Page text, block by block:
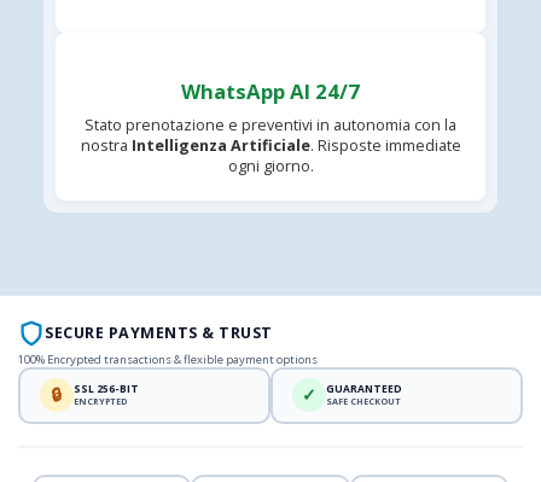
WhatsApp AI 24/7
Stato prenotazione e preventivi in autonomia con la
nostra Intelligenza Artificiale. Risposte immediate
ogni giorno.
SECURE PAYMENTS & TRUST
100% Encrypted transactions & flexible payment options
🔒 SSL 256-BIT
ENCRYPTED ✓ GUARANTEED
SAFE CHECKOUT